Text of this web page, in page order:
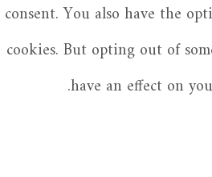
consent. You also have the
cookies. But opting out of
have an effect on